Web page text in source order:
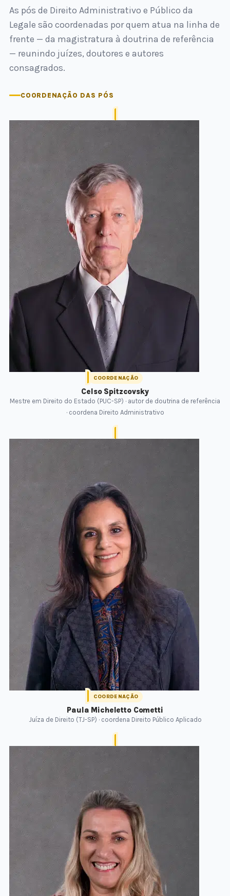
As pós de Direito Administrativo e Público da
Legale são coordenadas por quem atua na linha de
frente — da magistratura à doutrina de referência
— reunindo juízes, doutores e autores
consagrados.
COORDENAÇÃO DAS PÓS
COORDENAÇÃO
Celso Spitzcovsky
Mestre em Direito do Estado (PUC-SP) · autor de doutrina de referência
· coordena Direito Administrativo
COORDENAÇÃO
Paula Micheletto Cometti
Juíza de Direito (TJ-SP) · coordena Direito Público Aplicado